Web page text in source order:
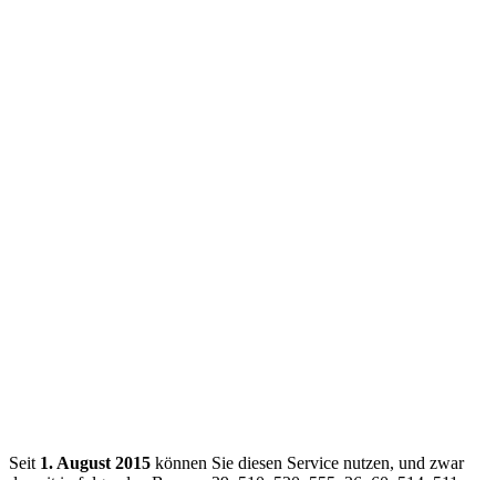
Seit 1. August 2015 können Sie diesen Service nutzen, und zwar